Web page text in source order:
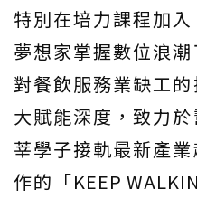
特別在培力課程加
夢想家掌握數位浪
對餐飲服務業缺工
大賦能深度，致力
莘學子接軌最新產
作的「KEEP